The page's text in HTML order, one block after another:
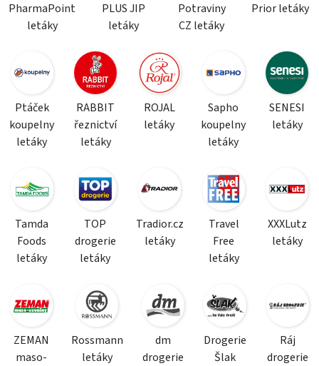
PharmaPoint
letáky
PLUS JIP
letáky
Potraviny
CZ letáky
Prior letáky
Ptáček
koupelny
letáky
RABBIT
řeznictví
letáky
ROJAL
letáky
Sapho
koupelny
letáky
SENESI
letáky
Tamda
Foods
letáky
TOP
drogerie
letáky
Tradior.cz
letáky
Travel
Free
letáky
XXXLutz
letáky
ZEMAN
maso-
Rossmann
letáky
dm
drogerie
Drogerie
Šlak
Ráj
drogerie